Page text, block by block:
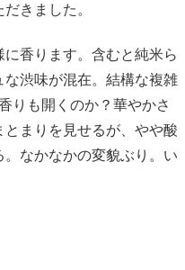
きました。
香ります。含むと純米ら
な渋味が混在。結構な複雑
りも開くのか？華やかさ
まりを見せるが、やや酸
なかなかの変貌ぶり。い